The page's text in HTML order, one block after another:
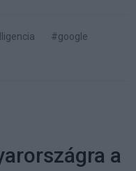
#google
a